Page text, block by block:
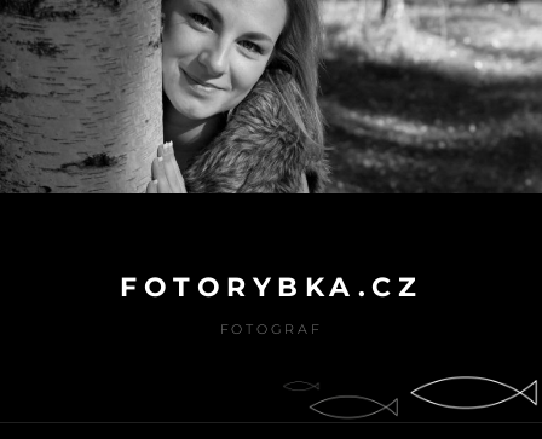
Skip
to
content
FOTORYBKA.CZ
FOTOGRAF